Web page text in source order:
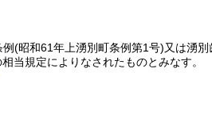
(昭和61年上湧別町条例第1号)又は湧
相当規定によりなされたものとみなす。